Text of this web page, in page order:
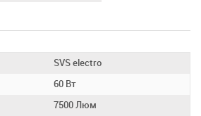
SVS electro
60 Вт
7500 Люм